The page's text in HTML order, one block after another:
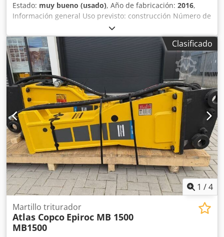
Estado: muy bueno (usado), Año de fabricación: 2016,
Información general Uso previsto: construcción Número de
referencia: 4 Pesos Peso en vacío: 1.300 kg Características
funcionales Dimensiones de la zona de carga: 200 x 70 x 60
cm Marcado CE: sí Mantenimiento, historial y estado
Número de propietarios: 1 Estado técnico: muy bueno
Estado estético: muy bueno Información adicional
Adecuado para las siguientes máquinas: 17-29 toneladas
Condiciones de entrega: EXW Presión de trabajo: 160-180
bar Caudal hidráulico requerido: 155 l/min Frecuencia de
impacto: 330-680 Dodevpq Tbopfx Aazokr Última
inspección: 02-01-2025 País de fabricación: DE Información
adicional Para obtener más información, póngase en
contacto con Ö. Inalkac.
Clasificado
1 /4
Martillo triturador
Atlas Copco Epiroc MB 1500
MB1500